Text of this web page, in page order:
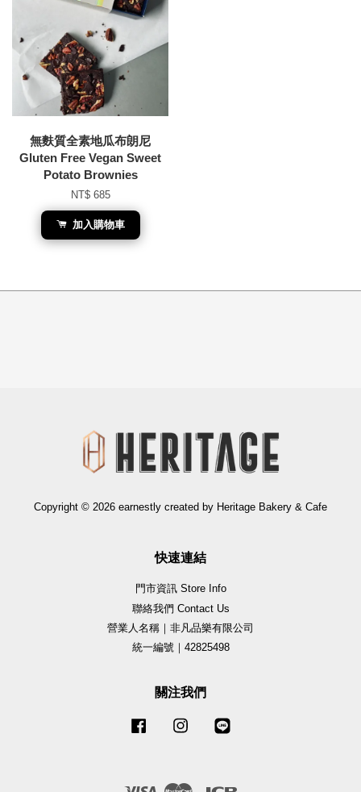
無麩質全素地瓜布朗尼
Gluten Free Vegan Sweet
Potato Brownies
NT$ 685
加入購物車
Copyright © 2026 earnestly created by Heritage Bakery & Cafe
快速連結
門市資訊 Store Info
聯絡我們 Contact Us
營業人名稱｜非凡品樂有限公司
統一編號｜42825498
關注我們
Facebook Instagram
Visa Master